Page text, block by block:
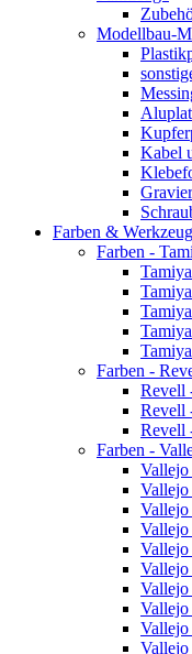
Modellbau-
Kabel
Farben &
Farben -
Farben -
Revell
Revell
Revell
Farben -
Vallejo
Vallejo
Vallejo